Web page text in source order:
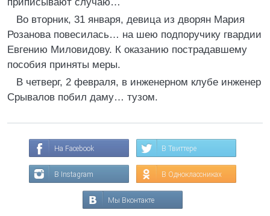
Во вторник, 31 января, девица из дворян Мария
Розанова повесилась… на шею подпоручику гвардии
Евгению Миловидову. К оказанию пострадавшему
пособия приняты меры.
В четверг, 2 февраля, в инженерном клубе инженер
Срывалов побил даму… тузом.
На Facebook В Твиттере
В Instagram В Одноклассниках
Мы Вконтакте